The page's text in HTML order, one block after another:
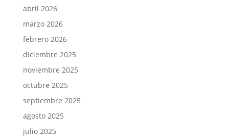
abril 2026
marzo 2026
febrero 2026
diciembre 2025
noviembre 2025
octubre 2025
septiembre 2025
agosto 2025
julio 2025